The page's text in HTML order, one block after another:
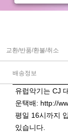
교환/반품/환불/취소
배송정보
유럽악기는 CJ
운택배: http://
평일 16시까지
있습니다.